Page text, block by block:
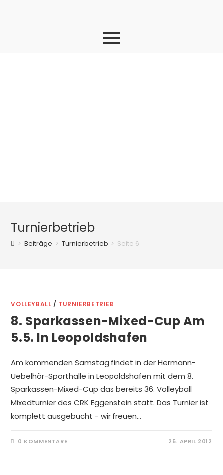
Turnierbetrieb
> Beiträge > Turnierbetrieb > Seite 6
VOLLEYBALL / TURNIERBETRIEB
8. Sparkassen-Mixed-Cup Am
5.5. In Leopoldshafen
Am kommenden Samstag findet in der Hermann-
Uebelhör-Sporthalle in Leopoldshafen mit dem 8.
Sparkassen-Mixed-Cup das bereits 36. Volleyball
Mixedturnier des CRK Eggenstein statt. Das Turnier ist
komplett ausgebucht - wir freuen…
0 KOMMENTARE 25. APRIL 2012